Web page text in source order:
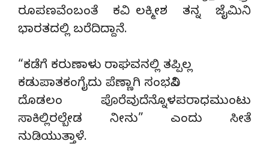
ರೂಪಣವೆಂಬಂತೆ ಕವಿ ಲಕ್ಮೀಶ ತನ್ನ ಜೈಮಿನಿ
ಭಾರತದಲ್ಲಿ ಬರೆದಿದ್ದಾನೆ.
“ಕಡೆಗೆ ಕರುಣಾಳು ರಾಘವನಲ್ಲಿ ತಪ್ಪಿಲ್ಲ
ಕಡುಪಾತಕಂಗೈದು ಪೆಣ್ಣಾಗಿ ಸಂಭವಿಸಿ
ದೊಡಲಂ ಪೊರೆವುದೆನ್ನೊಳಪರಾಧಮುಂಟು
ಸಾಕಿಲ್ಲಿರಲ್ಬೇಡ ನೀನು” ಎಂದು ಸೀತೆ
ನುಡಿಯುತ್ತಾಳೆ.